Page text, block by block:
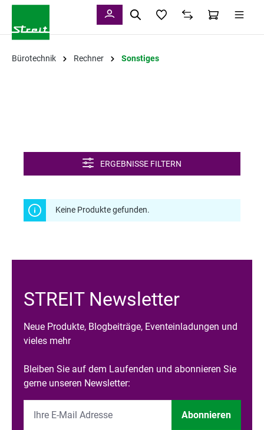
Bürotechnik Rechner Sonstiges
ERGEBNISSE FILTERN
Keine Produkte gefunden.
STREIT Newsletter
Neue Produkte, Blogbeiträge, Eventeinladungen und
vieles mehr
Bleiben Sie auf dem Laufenden und abonnieren Sie
gerne unseren Newsletter:
Abonnieren